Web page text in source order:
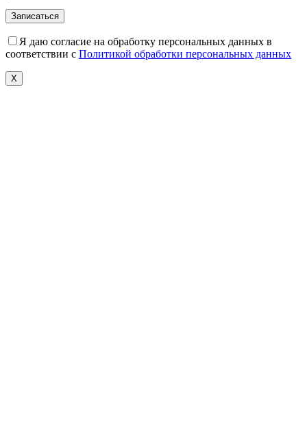
Я даю согласие на обработку персональных данных в
соответствии с Политикой обработки персональных данных
X